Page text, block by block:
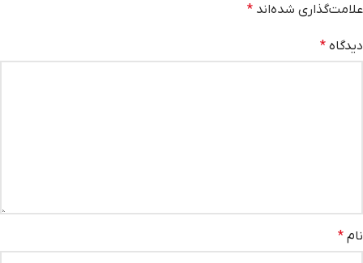
علامت‌گذاری شده‌اند *
دیدگاه *
نام *